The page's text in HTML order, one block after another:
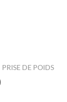
PRISE DE POIDS